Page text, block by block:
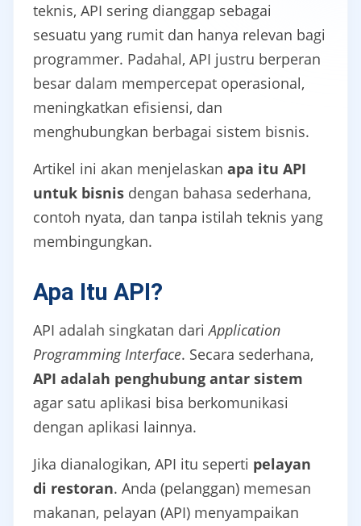
teknis, API sering dianggap sebagai
sesuatu yang rumit dan hanya relevan bagi
programmer. Padahal, API justru berperan
besar dalam mempercepat operasional,
meningkatkan efisiensi, dan
menghubungkan berbagai sistem bisnis.
Artikel ini akan menjelaskan apa itu API
untuk bisnis dengan bahasa sederhana,
contoh nyata, dan tanpa istilah teknis yang
membingungkan.
Apa Itu API?
API adalah singkatan dariApplication
Programming Interface. Secara sederhana,
API adalah penghubung antar sistem
agar satu aplikasi bisa berkomunikasi
dengan aplikasi lainnya.
Jika dianalogikan, API itu seperti pelayan
di restoran. Anda (pelanggan) memesan
makanan, pelayan (API) menyampaikan